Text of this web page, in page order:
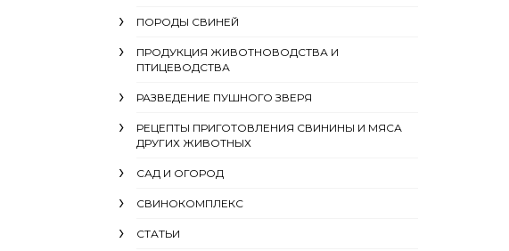
ПОРОДЫ СВИНЕЙ
ПРОДУКЦИЯ ЖИВОТНОВОДСТВА И
ПТИЦЕВОДСТВА
РАЗВЕДЕНИЕ ПУШНОГО ЗВЕРЯ
РЕЦЕПТЫ ПРИГОТОВЛЕНИЯ СВИНИНЫ И МЯСА
ДРУГИХ ЖИВОТНЫХ
САД И ОГОРОД
СВИНОКОМПЛЕКС
СТАТЬИ